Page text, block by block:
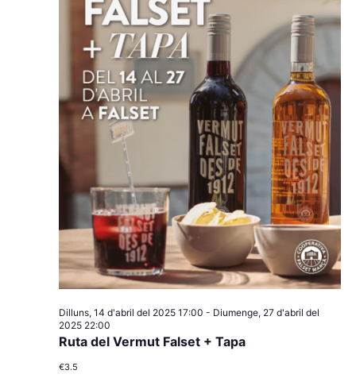
Ruta del Vermut Falset + Tapa
Dilluns, 14 d'abril del 2025 17:00 - Diumenge, 27 d'abril del
2025 22:00
€3.5